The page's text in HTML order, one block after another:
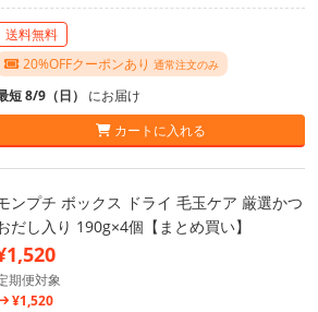
送料無料
20%OFFクーポンあり 通常注文のみ
短 8/9（日） にお届け
カートに入れる
ンプチ ボックス ドライ 毛玉ケア 厳選かつ
だし入り 190g×4個【まとめ買い】
期便対象
¥1,520